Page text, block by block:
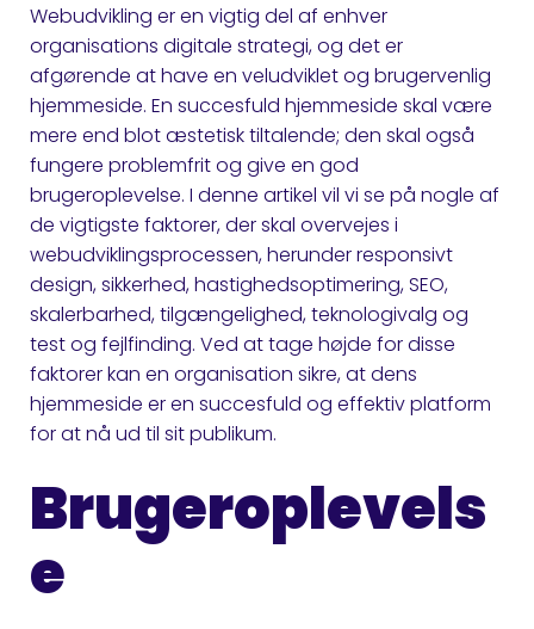
Webudvikling er en vigtig del af enhver
organisations digitale strategi, og det er
afgørende at have en veludviklet og brugervenlig
hjemmeside. En succesfuld hjemmeside skal være
mere end blot æstetisk tiltalende; den skal også
fungere problemfrit og give en god
brugeroplevelse. I denne artikel vil vi se på nogle af
de vigtigste faktorer, der skal overvejes i
webudviklingsprocessen, herunder responsivt
design, sikkerhed, hastighedsoptimering, SEO,
skalerbarhed, tilgængelighed, teknologivalg og
test og fejlfinding. Ved at tage højde for disse
faktorer kan en organisation sikre, at dens
hjemmeside er en succesfuld og effektiv platform
for at nå ud til sit publikum.
Brugeroplevels
e